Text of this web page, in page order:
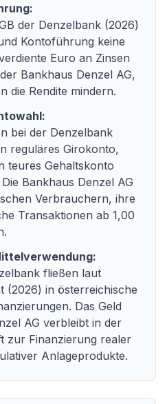
der Denzelbank (2026)
Kontoführung keine
Euro an Zinsen
Bankhaus Denzel AG,
die Rendite mindern.
bei der Denzelbank
reguläres Girokonto,
teures Gehaltskonto
Bankhaus Denzel AG
Verbrauchern, ihre
Transaktionen ab 1,00
fließen laut
(2026) in österreichische
Das Geld
AG verbleibt in der
zur Finanzierung realer
Anlageprodukte.